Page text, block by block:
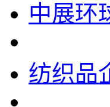
中展环
纺织品